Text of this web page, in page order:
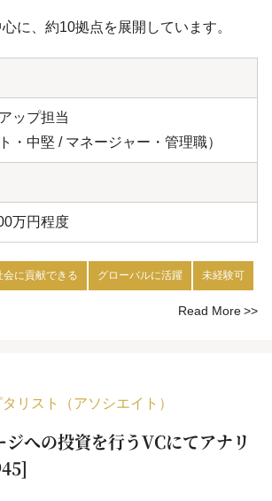
に、約10拠点を展開しています。
ップ担当
・中堅 / マネージャー・管理職）
万円程度
会に貢献できる グローバルに活躍 未経験可
Read More
リスト（アソシエイト）
ジへの投資を行うVCにてアナリ